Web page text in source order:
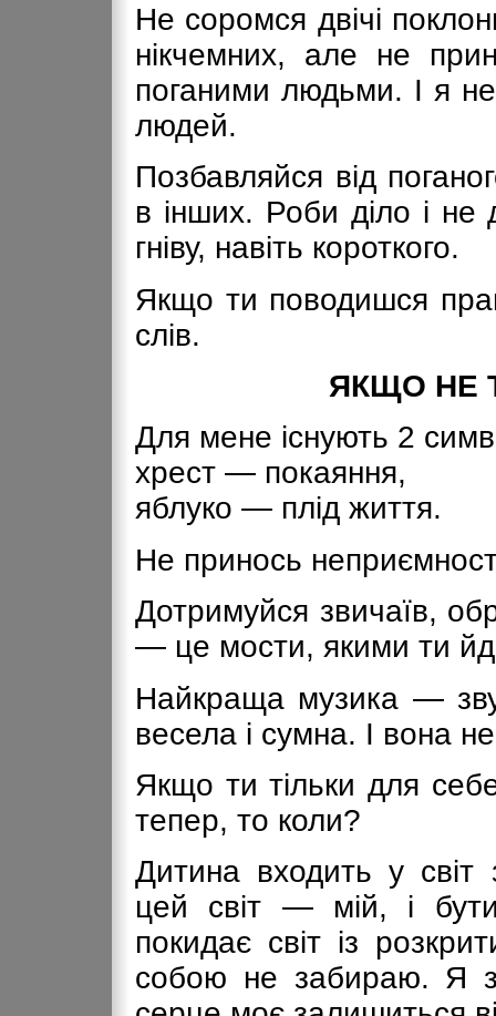
Не соромся двічі
нікчемних, але не
поганими людьми. І я
людей.
Позбавляйся від
в інших. Роби діло і
гніву, навіть короткого.
Якщо ти поводишся
слів.
ЯКЩО НЕ
Для мене існують 2
хрест — покаяння,
яблуко — плід життя.
Не принось
Дотримуйся звичаїв,
— це мости, якими ти
Найкраща музика —
весела і сумна. І вона
Якщо ти тільки для
тепер, то коли?
Дитина входить у світ
цей світ — мій, і
покидає світ із
собою не забираю. Я